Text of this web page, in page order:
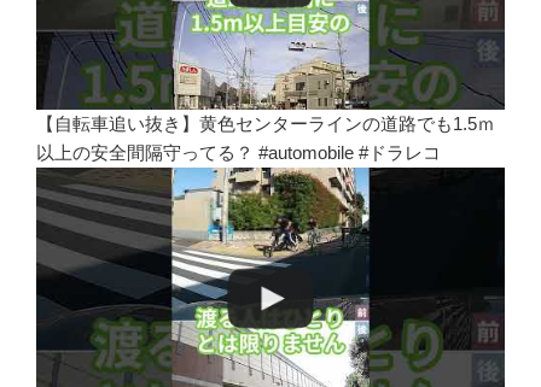
【自転車追い抜き】黄色センターラインの道路でも1.5ｍ
以上の安全間隔守ってる？ #automobile #ドラレコ